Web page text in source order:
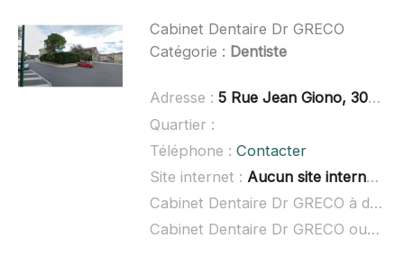
Cabinet Dentaire Dr GRECO
Catégorie : Dentiste
Adresse : 5 Rue Jean Giono, 30340 Saint-Privat-des-Vieux
Quartier :
Téléphone : Contacter
Site internet : Aucun site internet connu
Cabinet Dentaire Dr GRECO à domicile :
Cabinet Dentaire Dr GRECO ouvert dimanche :